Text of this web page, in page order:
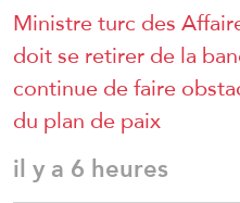
Ministre turc des
doit se retirer de la
continue de faire
du plan de paix
il y a 6 heures